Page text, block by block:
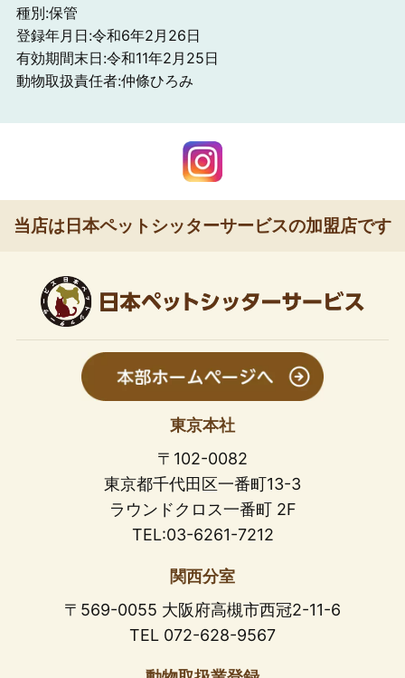
種別:保管
登録年月日:令和6年2月26日
有効期間末日:令和11年2月25日
動物取扱責任者:仲條ひろみ
当店は日本ペットシッターサービスの加盟店です
東京本社
〒102-0082
東京都千代田区一番町13-3
ラウンドクロス一番町 2F
TEL:03-6261-7212
関西分室
〒569-0055 大阪府高槻市西冠2-11-6
TEL 072-628-9567